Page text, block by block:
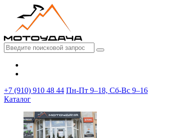
+7 (910) 910 48 44 Пн-Пт 9–18, Сб-Вс 9–16
Каталог